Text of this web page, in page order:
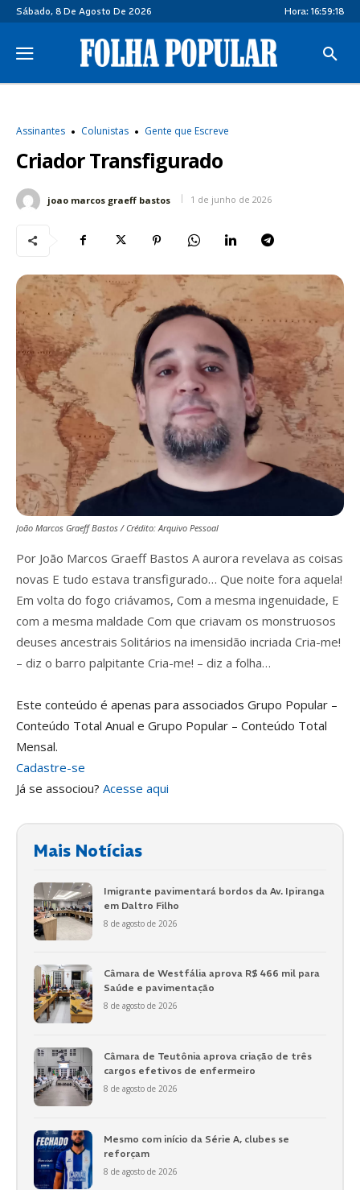
Sábado, 8 De Agosto De 2026 Hora: 16:59:18
Assinantes Colunistas Gente que Escreve
Criador Transfigurado
joao marcos graeff bastos 1 de junho de 2026
João Marcos Graeff Bastos / Crédito: Arquivo Pessoal
Por João Marcos Graeff Bastos A aurora revelava as coisas
novas E tudo estava transfigurado… Que noite fora aquela!
Em volta do fogo criávamos, Com a mesma ingenuidade, E
com a mesma maldade Com que criavam os monstruosos
deuses ancestrais Solitários na imensidão incriada Cria-me!
– diz o barro palpitante Cria-me! – diz a folha…
Este conteúdo é apenas para associados Grupo Popular –
Conteúdo Total Anual e Grupo Popular – Conteúdo Total
Mensal.
Cadastre-se
Já se associou? Acesse aqui
Mais Notícias
Imigrante pavimentará bordos da Av. Ipiranga
em Daltro Filho
8 de agosto de 2026
Câmara de Westfália aprova R$ 466 mil para
Saúde e pavimentação
8 de agosto de 2026
Câmara de Teutônia aprova criação de três
cargos efetivos de enfermeiro
8 de agosto de 2026
Mesmo com início da Série A, clubes se
reforçam
8 de agosto de 2026